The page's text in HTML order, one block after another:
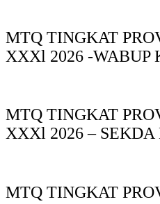
MTQ TINGKAT
XXXl 2026 -WABUP
MTQ TINGKAT
XXXl 2026 – SEKDA
MTQ TINGKAT